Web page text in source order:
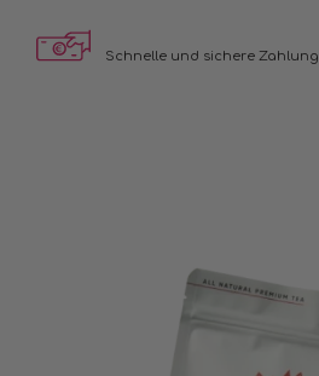
Schnelle und sichere Zahlung